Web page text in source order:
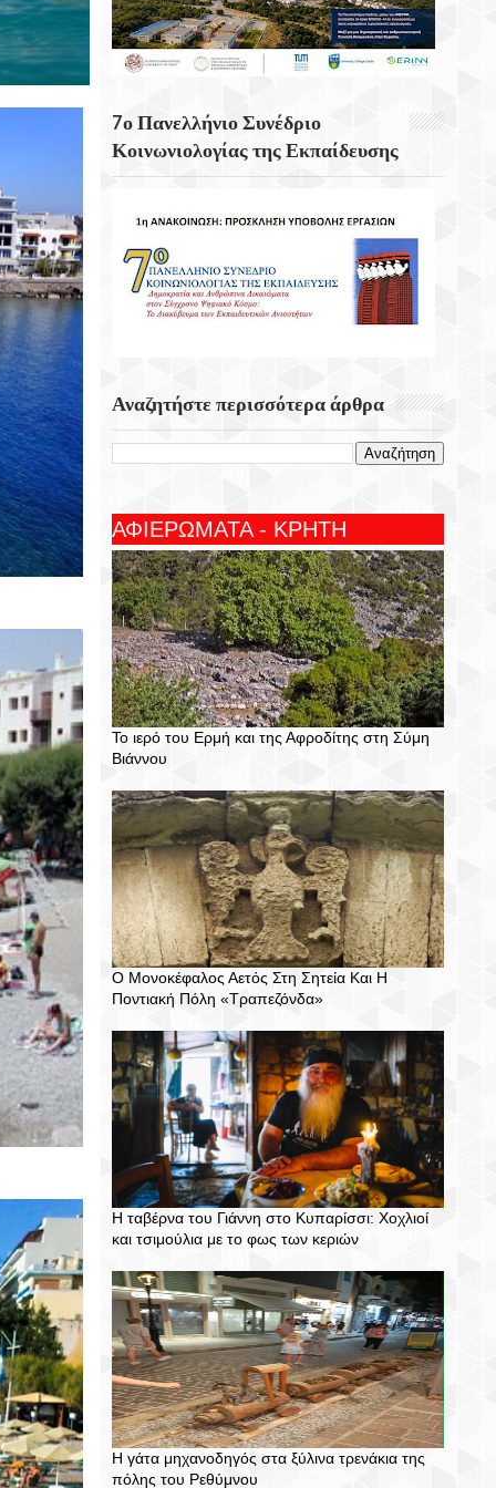
Κουνάβοι Του Δήμου Αρχανών
Αστερουσίων
Προϊόντων, Οικοτεχνίας & Χειροτεχνίας
7ο Πανελλήνιο Συνέδριο
Κοινωνιολογίας της Εκπαίδευσης
Αναζητήστε περισσότερα άρθρα
ΑΦΙΕΡΩΜΑΤΑ - ΚΡΗΤΗ
Το ιερό του Ερμή και της Αφροδίτης στη Σύμη
Βιάννου
Ο Μονοκέφαλος Αετός Στη Σητεία Και Η
Ποντιακή Πόλη «Τραπεζόνδα»
Η ταβέρνα του Γιάννη στο Κυπαρίσσι: Χοχλιοί
και τσιμούλια με το φως των κεριών
Η γάτα μηχανοδηγός στα ξύλινα τρενάκια της
πόλης του Ρεθύμνου